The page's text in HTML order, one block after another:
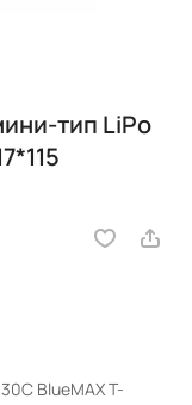
тип LiPo
BlueMAX Т-